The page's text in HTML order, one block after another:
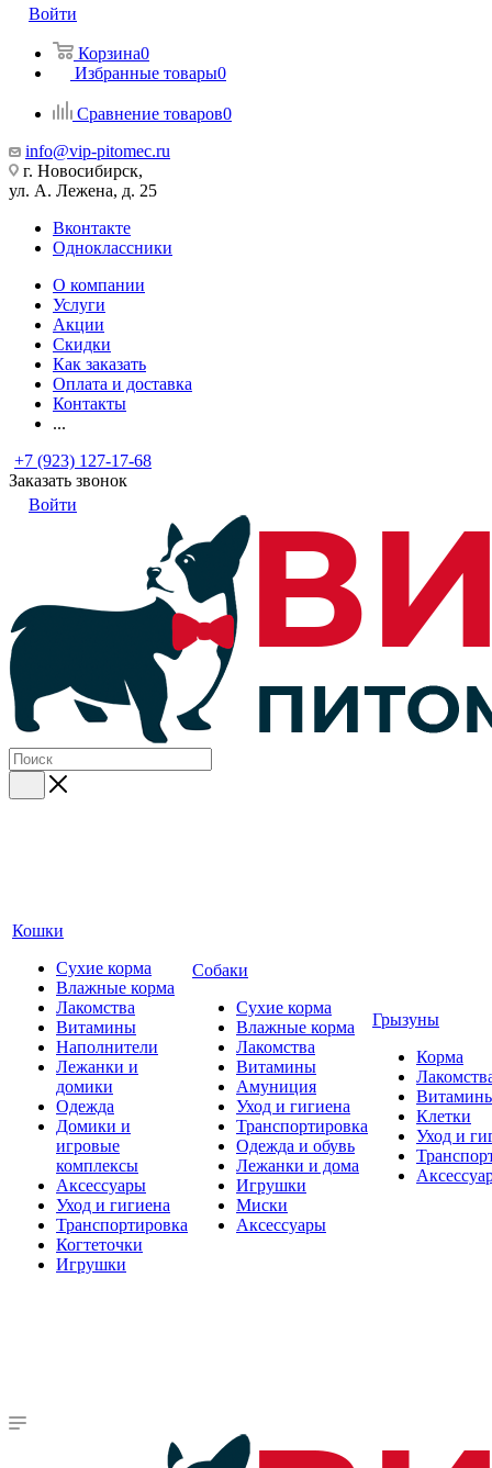
Войти
Корзина0
Избранные товары0
Сравнение товаров0
info@vip-pitomec.ru
г. Новосибирск,
ул. А. Лежена, д. 25
Вконтакте
Одноклассники
О компании
Услуги
Акции
Скидки
Как заказать
Оплата и доставка
Контакты
...
+7 (923) 127-17-68
Заказать звонок
Войти
Кошки
Сухие корма
Влажные корма
Лакомства
Витамины
Наполнители
Лежанки и
домики
Одежда
Домики и
игровые
комплексы
Аксессуары
Уход и гигиена
Транспортировка
Когтеточки
Игрушки
Собаки
Сухие корма
Влажные корма
Лакомства
Витамины
Амуниция
Уход и гигиена
Транспортировка
Одежда и обувь
Лежанки и дома
Игрушки
Миски
Аксессуары
Грызуны
Корма
Клетки
Уход и